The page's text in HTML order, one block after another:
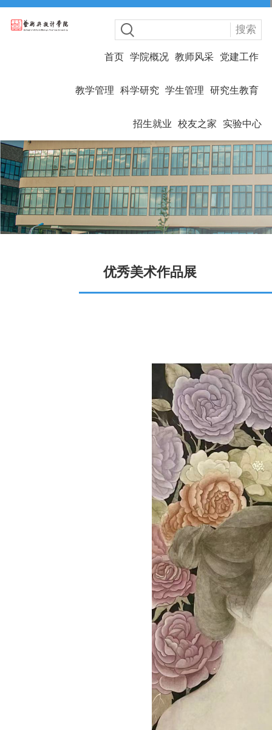
搜索
首页 学院概况 教师风采 党建工作
教学管理 科学研究 学生管理 研究生教育
招生就业 校友之家 实验中心
优秀美术作品展